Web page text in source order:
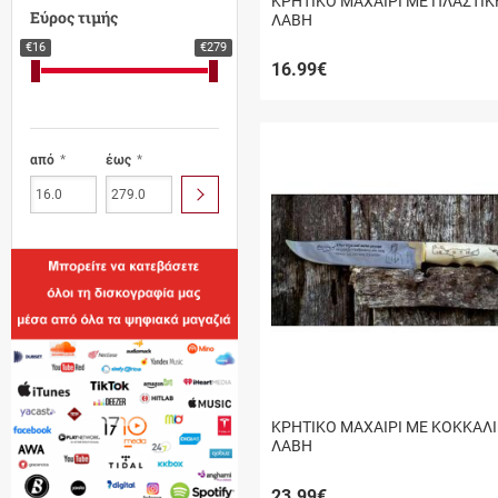
Νο.2: μήκος 26
Νο.3: μήκος 20cm,
πάχος 1,25mm
Νο.3: μήκος 24,5cm,
πάχος 3mm
Νο.3: μήκος 24,5cm,
πάχος 3mm
Εύρος τιμής
€16 €279
από έως
ΥΠΟΒΟΛΗ
ΛΑΒΗ
16.99€
ΚΡΗΤΙΚΟ ΜΑΧΑΙΡΙ ΜΕ
ΛΑΒΗ